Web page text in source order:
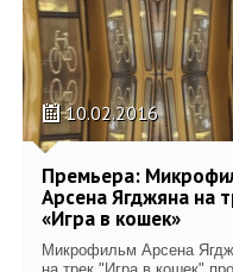
10.02.2016
Премьера:
Арсена Ягджяна на
«Игра в кошек»
Микрофильм Арсена
на трек "Игра в кошек"